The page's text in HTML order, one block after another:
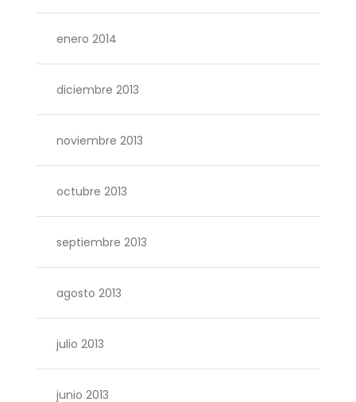
enero 2014
diciembre 2013
noviembre 2013
octubre 2013
septiembre 2013
agosto 2013
julio 2013
junio 2013